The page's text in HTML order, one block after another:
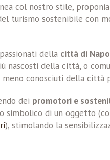
col nostro stile,
turismo sostenibile con
della città di
nascosti della città, o
conosciuti della città
dei promotori e
simbolico di un oggetto
), stimolando la